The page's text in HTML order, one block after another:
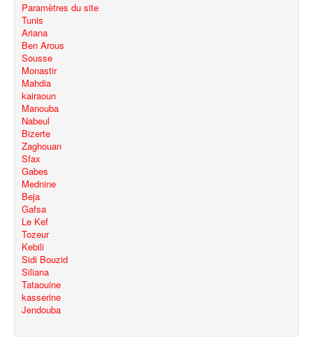
Paramètres du site
Tunis
Ariana
Ben Arous
Sousse
Monastir
Mahdia
kairaoun
Manouba
Nabeul
Bizerte
Zaghouan
Sfax
Gabes
Mednine
Beja
Gafsa
Le Kef
Tozeur
Kebili
Sidi Bouzid
Siliana
Tataouine
kasserine
Jendouba